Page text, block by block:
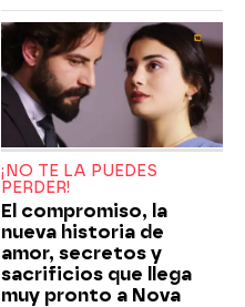
¡NO TE LA PUEDES
PERDER!
El compromiso, la
nueva historia de
amor, secretos y
sacrificios que llega
muy pronto a Nova